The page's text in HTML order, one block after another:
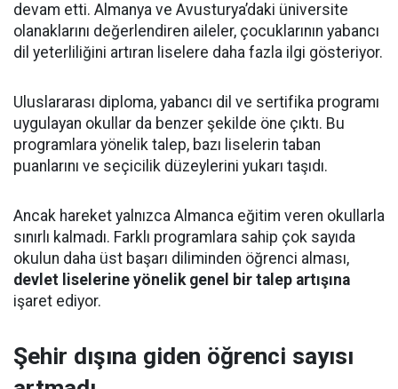
devam etti. Almanya ve Avusturya’daki üniversite
olanaklarını değerlendiren aileler, çocuklarının yabancı
dil yeterliliğini artıran liselere daha fazla ilgi gösteriyor.
Uluslararası diploma, yabancı dil ve sertifika programı
uygulayan okullar da benzer şekilde öne çıktı. Bu
programlara yönelik talep, bazı liselerin taban
puanlarını ve seçicilik düzeylerini yukarı taşıdı.
Ancak hareket yalnızca Almanca eğitim veren okullarla
sınırlı kalmadı. Farklı programlara sahip çok sayıda
okulun daha üst başarı diliminden öğrenci alması,
devlet liselerine yönelik genel bir talep artışına
işaret ediyor.
Şehir dışına giden öğrenci sayısı